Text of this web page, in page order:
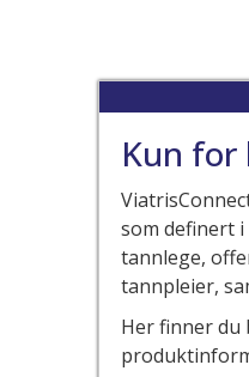
Kun for
som definert
tannlege,
tannpleier,
Her finner du